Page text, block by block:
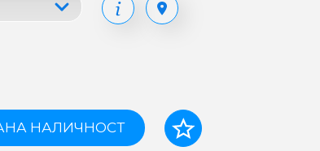
НАЛИЧНОСТ